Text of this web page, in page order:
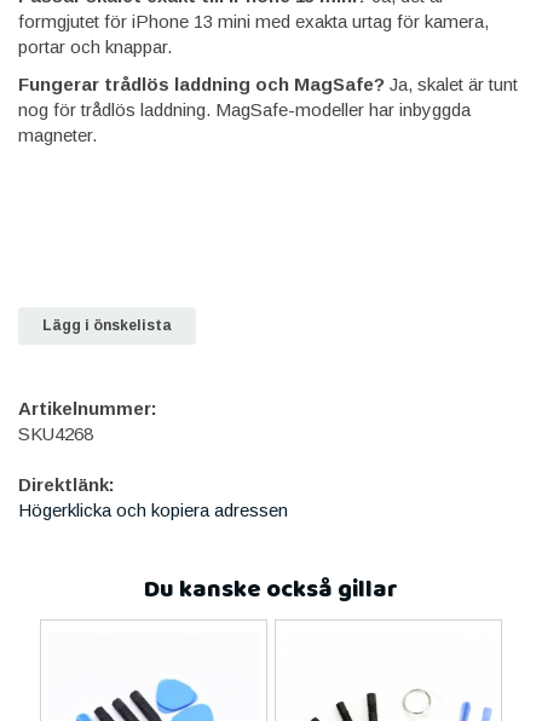
formgjutet för iPhone 13 mini med exakta urtag för kamera,
portar och knappar.
Fungerar trådlös laddning och MagSafe? Ja, skalet är tunt
nog för trådlös laddning. MagSafe-modeller har inbyggda
magneter.
Lägg i önskelista
Artikelnummer:
SKU4268
Direktlänk:
Högerklicka och kopiera adressen
Du kanske också gillar